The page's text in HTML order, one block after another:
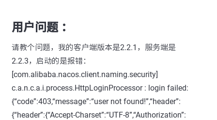
用户问题 ：
请教个问题，我的客户端版本是2.2.1，服务端是
2.2.3，启动的是报错：
[com.alibaba.nacos.client.naming.security]
c.a.n.c.a.i.process.HttpLoginProcessor : login failed:
{“code”:403,“message”:“user not found!”,“header”:
{“header”:{“Accept-Charset”:“UTF-8”,“Authorization”: